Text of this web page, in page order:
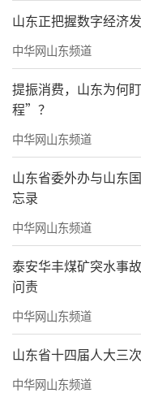
下一步，
程”为引领，坚
旨，深化与各级
引进非遗、杂技
挖掘培育本土文
体、创新文化服
民品牌，以文化
文艺事业高质量发
山东正把握数字经济
中华网山东频道
提振消费，山东为何
程”？
中华网山东频道
山东省委外办与山东
忘录
中华网山东频道
泰安华丰煤矿突水事
问责
中华网山东频道
山东省十四届人大三
中华网山东频道